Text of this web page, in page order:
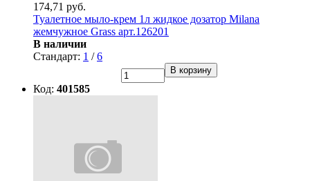
174,71 руб.
Туалетное мыло-крем 1л жидкое дозатор Milana
жемчужное Grass арт.126201
В наличии
Стандарт: 1 /6
В корзину
Код: 401585